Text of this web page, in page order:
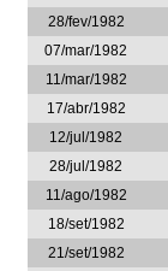
28/fev/1982
07/mar/1982
11/mar/1982
17/abr/1982
12/jul/1982
28/jul/1982
11/ago/1982
18/set/1982
21/set/1982